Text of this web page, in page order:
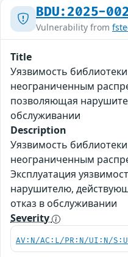
BDU:2025-
Vulnerability from
Title
Уязвимость
неограниченным
позволяющая
обслуживании
Description
Уязвимость
неограниченным
Эксплуатация
нарушителю,
отказ в обслуживании
Severity
AV:N/AC:L/PR:N/UI:N/